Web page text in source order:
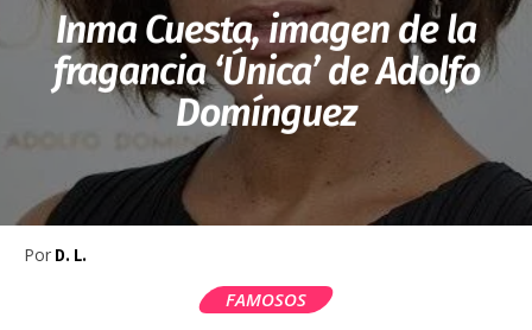
Inma Cuesta, imagen de la
fragancia ‘Única’ de Adolfo
Domínguez
Por D. L.
FAMOSOS